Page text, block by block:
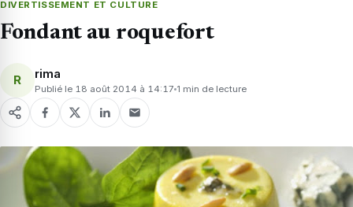
DIVERTISSEMENT ET CULTURE
Fondant au roquefort
R rima
Publié le 18 août 2014 à 14:17 1 min de lecture